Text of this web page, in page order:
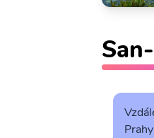
Prahy